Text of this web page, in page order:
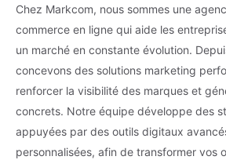
Chez Markcom, nous sommes une
commerce en ligne qui aide les
un marché en constante évolution.
concevons des solutions marketing
renforcer la visibilité des marques et
concrets. Notre équipe développe des
appuyées par des outils digitaux
personnalisées, afin de transformer vos